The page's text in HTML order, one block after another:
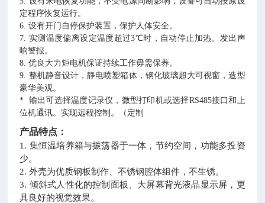
定程序恢复运行。
6.设有开门自停保护装置，保护人体安全。
7. 实测温度偏离设定温度超过3℃时，自动停止加热。发出声
响警报。
8.优良大力矩电机保证持续工作毋需保养。
9. 整机静音设计，静电喷塑箱体，钢化玻璃超大可视窗，造型
豪华美观。
* 输出可选择温度记录仪，微型打印机或选择RS485接口和上
位机通讯。实现远程控制。（定制
产品特点：
1. 集恒温培养箱与振荡器于一体，节约空间，功能多投资
少。
2. 外壳为优质钢板制作、不锈钢腔体组件，不生锈。
3. 倾斜式人性化的控制面板、大屏幕背光液晶显示屏，更
具良好的视觉效果。